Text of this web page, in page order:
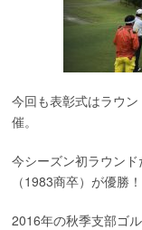
今回も表彰式はラウ
催。
今シーズン初ラウン
（1983商卒）が優勝！
2016年の秋季支部ゴ